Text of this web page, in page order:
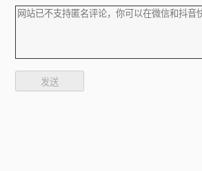
发送